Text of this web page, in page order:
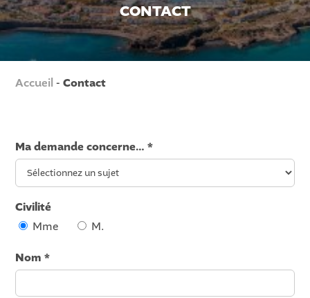
CONTACT
Accueil -Contact
Ma demande concerne… *
Civilité
Mme M.
Nom *